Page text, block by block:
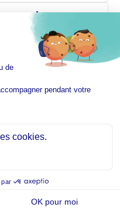
un
?
un pipeline
fournissant des
concernant
processus
permettant...
choisir ?
ce secteur peuvent
profit des données en